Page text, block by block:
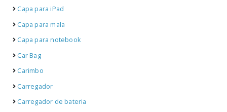
Capa para iPad
Capa para mala
Capa para notebook
Car Bag
Carimbo
Carregador
Carregador de bateria